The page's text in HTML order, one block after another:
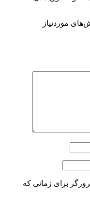
موردنیاز
برای زمانی که